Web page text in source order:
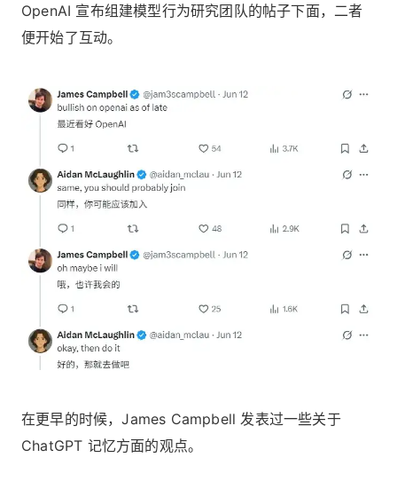
OpenAI 宣布组建模型行为研究团队的帖子下面，二者
便开始了互动。
在更早的时候，James Campbell 发表过一些关于
ChatGPT 记忆方面的观点。